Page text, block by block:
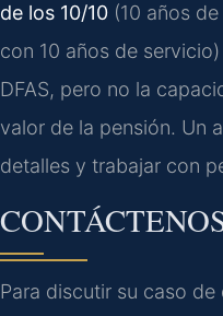
de los 10/10 (10 años
con 10 años de
DFAS, pero no la
valor de la pensión. Un
detalles y trabajar con
Para discutir su caso